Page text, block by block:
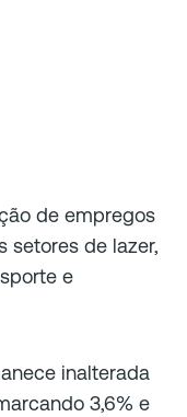
de empregos
setores de lazer,
e
inalterada
3,6% e